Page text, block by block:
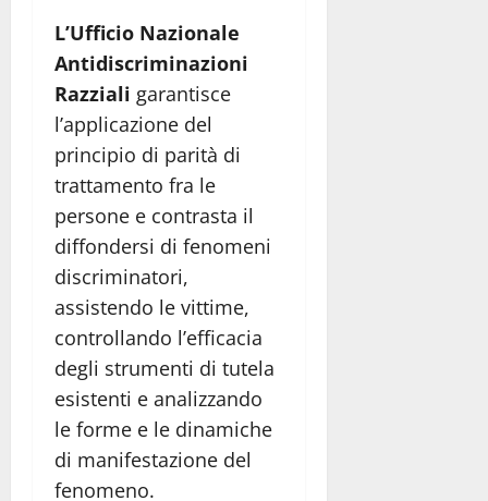
L’Ufficio Nazionale
Antidiscriminazioni
Razziali garantisce
l’applicazione del
principio di parità di
trattamento fra le
persone e contrasta il
diffondersi di fenomeni
discriminatori,
assistendo le vittime,
controllando l’efficacia
degli strumenti di tutela
esistenti e analizzando
le forme e le dinamiche
di manifestazione del
fenomeno.